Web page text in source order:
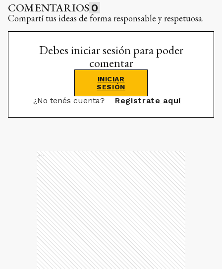
COMENTARIOS 0
Compartí tus ideas de forma responsable y respetuosa.
Debes iniciar sesión para poder
comentar
INICIAR
SESIÓN
¿No tenés cuenta? Registrate aquí
Ads